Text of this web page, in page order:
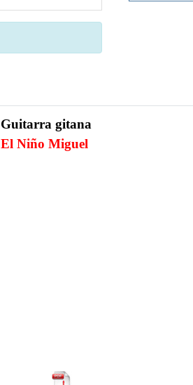
Guitarra gitana
El Niño Miguel